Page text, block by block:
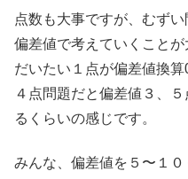
点数も大事ですが、むず
偏差値で考えていくことが
だいたい１点が偏差値換算
４点問題だと偏差値３、
るくらいの感じです。
みんな、偏差値を５〜１